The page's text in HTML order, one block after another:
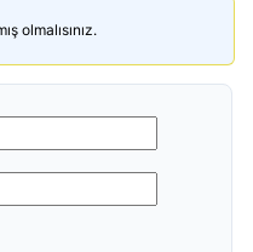
olmalısınız.